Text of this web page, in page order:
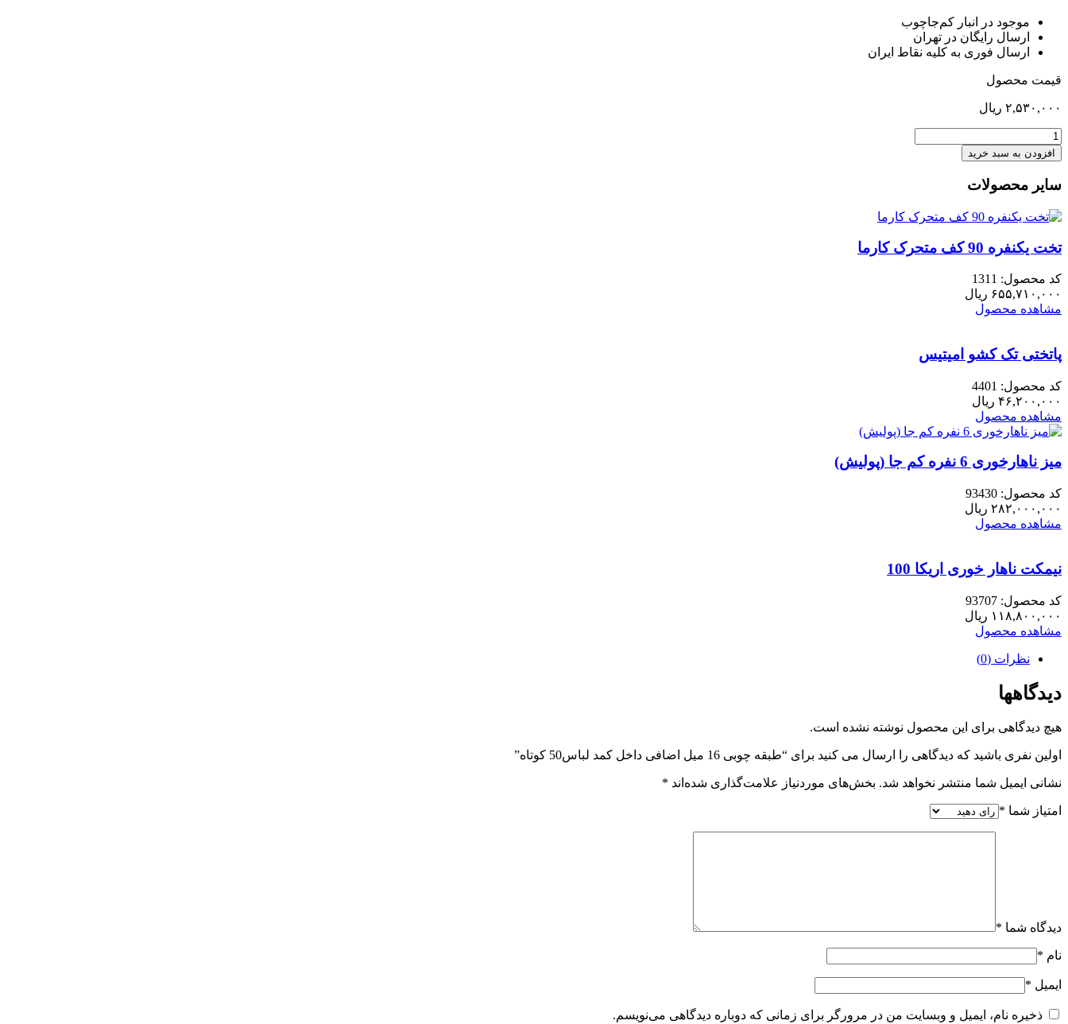
موجود در انبار کم‌‌جاچوب
ارسال رایگان در تهران
ارسال فوری به کلیه نقاط ایران
قیمت محصول
۲,۵۳۰,۰۰۰ ریال
طبقه
چوبی
16
میل
اضافی
داخل
کمد
لباس50
کوتاه
عدد
افزودن به سبد خرید
سایر محصولات
تخت یکنفره 90 کف متحرک کارما
کد محصول: 1311
۶۵۵,۷۱۰,۰۰۰ ریال
مشاهده محصول
پاتختی تک کشو امیتیس
کد محصول: 4401
۴۶,۲۰۰,۰۰۰ ریال
مشاهده محصول
میز ناهارخوری 6 نفره کم جا (پولیش)
کد محصول: 93430
۲۸۲,۰۰۰,۰۰۰ ریال
مشاهده محصول
نیمکت ناهار خوری اریکا 100
کد محصول: 93707
۱۱۸,۸۰۰,۰۰۰ ریال
مشاهده محصول
نظرات (0)
دیدگاهها
هیچ دیدگاهی برای این محصول نوشته نشده است.
اولین نفری باشید که دیدگاهی را ارسال می کنید برای “طبقه چوبی 16 میل اضافی داخل کمد لباس50 کوتاه”
نشانی ایمیل شما منتشر نخواهد شد. بخش‌های موردنیاز علامت‌گذاری شده‌اند *
امتیاز شما *
دیدگاه شما *
نام *
ایمیل *
ذخیره نام، ایمیل و وبسایت من در مرورگر برای زمانی که دوباره دیدگاهی می‌نویسم.